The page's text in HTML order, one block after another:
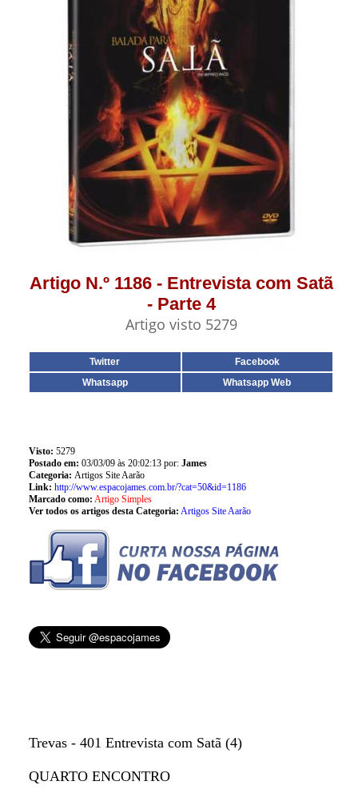
Artigo N.º 1186 - Entrevista com Satã
- Parte 4
Artigo visto 5279
Twitter
Facebook
Whatsapp
Whatsapp Web
Visto: 5279
Postado em: 03/03/09 às 20:02:13 por: James
Categoria: Artigos Site Aarão
Link: http://www.espacojames.com.br/?cat=50&id=1186
Marcado como: Artigo Simples
Ver todos os artigos desta Categoria: Artigos Site Aarão
Trevas - 401 Entrevista com Satã (4)
QUARTO ENCONTRO